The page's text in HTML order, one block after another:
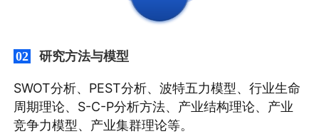
02 研究方法与模型
SWOT分析、PEST分析、波特五力模型、行业生命
周期理论、S-C-P分析方法、产业结构理论、产业
竞争力模型、产业集群理论等。